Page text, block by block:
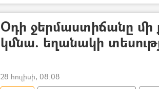
տեղումներ
Երևան շոգ
Օդի ջերմաստիճանը մի
կմնա. եղանակի
28 հուլիսի, 08:08